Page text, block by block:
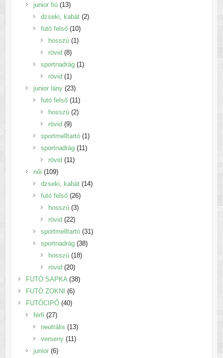
junior fiú 1313
termék
dzseki, kabát 22
futó felső 1010
termék
hosszú 11
rövid 88
termék
sportnadrág 11
rövid 11
termék
junior lány 2323
termék
futó felső 1111
termék
hosszú 22
rövid 99
termék
sportmelltartó 11
termék
sportnadrág 1111
rövid 1111
női 109109
termék
dzseki, kabát 1414
futó felső 2626
termék
hosszú 33
rövid 2222
termék
sportmelltartó 3131
sportnadrág 3838
hosszú 1818
rövid 2020
termék
FUTÓ SAPKA 3838
FUTÓ ZOKNI 66
termék
FUTÓCIPŐ 4040
férfi 2727
termék
neutrális 1313
termék
verseny 1111
junior 66